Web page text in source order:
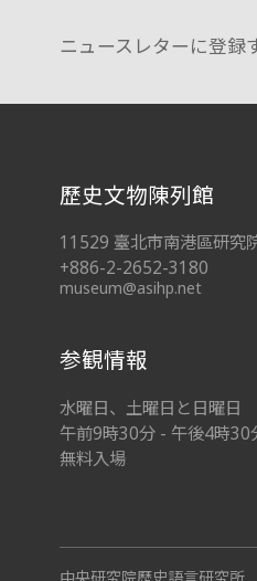
ニュースレターに登録
:::
歷史文物陳列館
11529 臺北市南港區研究
+886-2-2652-3180
museum@asihp.net
参観情報
水曜日、土曜日と日曜日
午前9時30分 - 午後4時30
無料入場